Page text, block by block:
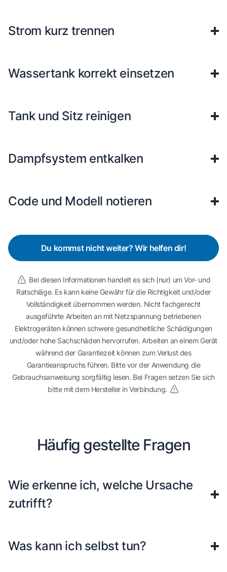
Strom kurz trennen
Wassertank korrekt einsetzen
Tank und Sitz reinigen
Dampfsystem entkalken
Code und Modell notieren
Du kommst nicht weiter? Wir helfen dir!
Bei diesen Informationen handelt es sich (nur) um Vor- und
Ratschläge. Es kann keine Gewähr für die Richtigkeit und/oder
Vollständigkeit übernommen werden. Nicht fachgerecht
ausgeführte Arbeiten an mit Netzspannung betriebenen
Elektrogeräten können schwere gesundheitliche Schädigungen
und/oder hohe Sachschäden hervorrufen. Arbeiten an einem Gerät
während der Garantiezeit können zum Verlust des
Garantieanspruchs führen. Bitte vor der Anwendung die
Gebrauchsanweisung sorgfältig lesen. Bei Fragen setzen Sie sich
bitte mit dem Hersteller in Verbindung.
Häufig gestellte Fragen
Wie erkenne ich, welche Ursache
zutrifft?
Was kann ich selbst tun?